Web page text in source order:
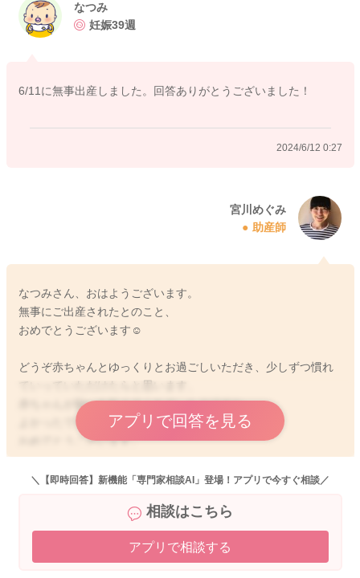
またお体をとにかく冷やさないように、温めるようにされてみ
く、進みも早いです。
ッグウォーマーを履くようにされるのもいいですよ。
なつみ
妊娠39週
6/11に無事出産しました。回答ありがとうございました！
2024/6/12 0:27
宮川めぐみ
助産師
なつみさん、おはようございます。
無事にご出産されたとのこと、
おめでとうございます☺︎
どうぞ赤ちゃんとゆっくりとお過ごしいただき、少しずつ慣れ
ていっていただけたらと思います、
赤ちゃんが願いを叶えてくれていたのですね。
よかったですね！
おめでとうございます。
アプリで回答を見る
＼【即時回答】新機能「専門家相談AI」登場！アプリで今すぐ相談／
相談はこちら
アプリで相談する